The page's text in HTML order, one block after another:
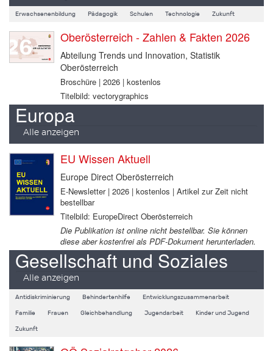
Erwachsenenbildung Pädagogik Schulen Technologie Zukunft
Oberösterreich - Zahlen & Fakten 2026
Abteilung Trends und Innovation, Statistik
Oberösterreich
Broschüre | 2026 | kostenlos
Titelbild: vectorygraphics
Europa
Alle anzeigen
EU Wissen Aktuell
Europe Direct Oberösterreich
E-Newsletter | 2026 | kostenlos | Artikel zur Zeit nicht
bestellbar
Titelbild: EuropeDirect Oberösterreich
Die Publikation ist online nicht bestellbar. Sie können
diese aber kostenfrei als PDF-Dokument herunterladen.
Gesellschaft und Soziales
Alle anzeigen
Antidiskriminierung Behindertenhilfe Entwicklungszusammenarbeit
Familie Frauen Gleichbehandlung Jugendarbeit Kinder und Jugend
Zukunft